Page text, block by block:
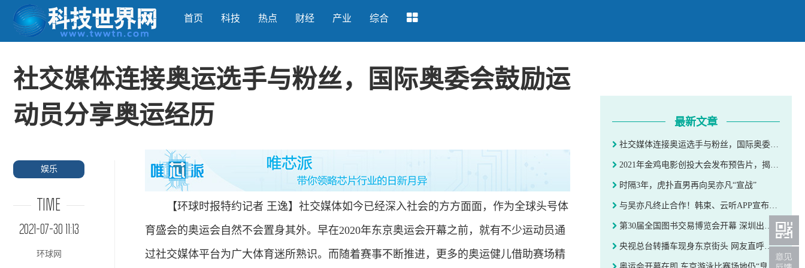
首页 科技 热点 财经 产业 综合
社交媒体连接奥运选手与粉丝，国际奥委会鼓励运
动员分享奥运经历
娱乐
TIME
2021-07-30 11:13
环球网
【环球时报特约记者 王逸】社交媒体如今已经深入社会的方方面面，作为全球头号体
育盛会的奥运会自然不会置身其外。早在2020年东京奥运会开幕之前，就有不少运动员通
过社交媒体平台为广大体育迷所熟识。而随着赛事不断推进，更多的奥运健儿借助赛场精
最新文章
社交媒体连接奥运选手与粉丝，国际奥委会鼓励运动员分享奥运经历
2021年金鸡电影创投大会发布预告片，揭晓金牌制片人评审团阵容
时隔3年，虎扑直男再向吴亦凡“宣战”
与吴亦凡终止合作！韩束、云听APP宣布解约，良品铺子称合作去年已到期
第30届全国图书交易博览会开幕 深圳出版很“吸睛”
央视总台转播车现身东京街头 网友直呼这抹“中国红”真靓丽